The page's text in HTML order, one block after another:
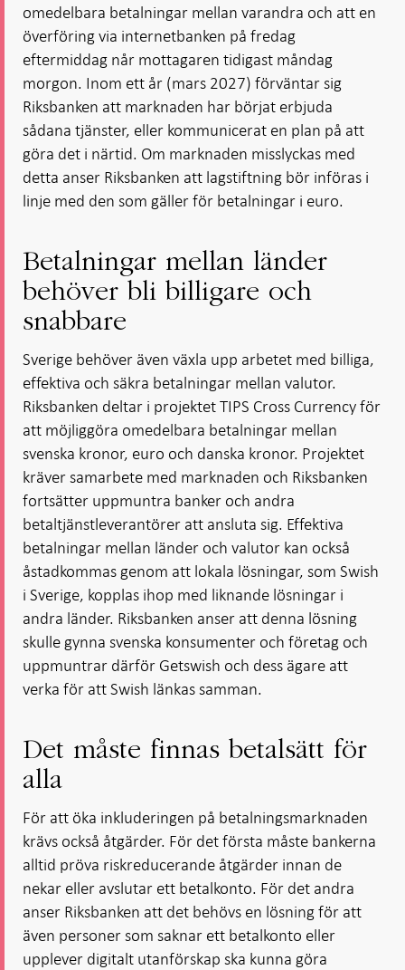
omedelbara betalningar mellan varandra och att en
överföring via internetbanken på fredag
eftermiddag når mottagaren tidigast måndag
morgon. Inom ett år (mars 2027) förväntar sig
Riksbanken att marknaden har börjat erbjuda
sådana tjänster, eller kommunicerat en plan på att
göra det i närtid. Om marknaden misslyckas med
detta anser Riksbanken att lagstiftning bör införas i
linje med den som gäller för betalningar i euro.
Betalningar mellan länder
behöver bli billigare och
snabbare
Sverige behöver även växla upp arbetet med billiga,
effektiva och säkra betalningar mellan valutor.
Riksbanken deltar i projektet TIPS Cross Currency för
att möjliggöra omedelbara betalningar mellan
svenska kronor, euro och danska kronor. Projektet
kräver samarbete med marknaden och Riksbanken
fortsätter uppmuntra banker och andra
betaltjänstleverantörer att ansluta sig. Effektiva
betalningar mellan länder och valutor kan också
åstadkommas genom att lokala lösningar, som Swish
i Sverige, kopplas ihop med liknande lösningar i
andra länder. Riksbanken anser att denna lösning
skulle gynna svenska konsumenter och företag och
uppmuntrar därför Getswish och dess ägare att
verka för att Swish länkas samman.
Det måste finnas betalsätt för
alla
För att öka inkluderingen på betalningsmarknaden
krävs också åtgärder. För det första måste bankerna
alltid pröva riskreducerande åtgärder innan de
nekar eller avslutar ett betalkonto. För det andra
anser Riksbanken att det behövs en lösning för att
även personer som saknar ett betalkonto eller
upplever digitalt utanförskap ska kunna göra